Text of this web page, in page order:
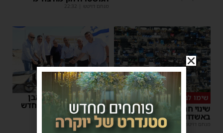
מנחם דויטש 22:32
שימו לב
שינוי חריג במועד השוק
באשדוד – זה התאריך החדש
מנחם דויטש 16:07
רשות המסים הניחה אבן
פינה למתקן הבידוק החדש
בבית המכס אשדוד
משה קאהן |
15:37